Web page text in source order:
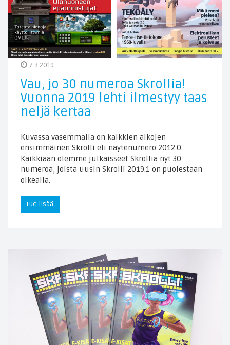
7.3.2019
Vau, jo 30 numeroa Skrollia!
Vuonna 2019 lehti ilmestyy taas
neljä kertaa
Kuvassa vasemmalla on kaikkien aikojen
ensimmäinen Skrolli eli näytenumero 2012.0.
Kaikkiaan olemme julkaisseet Skrollia nyt 30
numeroa, joista uusin Skrolli 2019.1 on puolestaan
oikealla.
Lue lisää